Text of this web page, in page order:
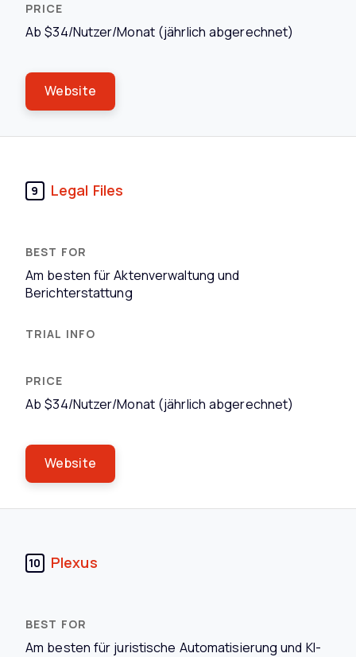
Ab $34/Nutzer/Monat (jährlich abgerechnet)
Website
9 Legal Files
Am besten für Aktenverwaltung und
Berichterstattung
Ab $34/Nutzer/Monat (jährlich abgerechnet)
Website
10 Plexus
Am besten für juristische Automatisierung und KI-